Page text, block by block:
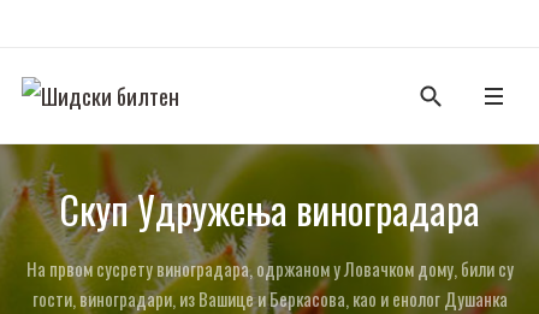
Скуп Удружења виноградара
На првом сусрету виноградара, одржаном у Ловачком дому, били су
гости, виноградари, из Вашице и Беркасова, као и енолог Душанка